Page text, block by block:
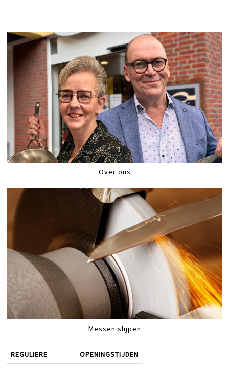
Over ons
Messen slijpen
REGULIERE OPENINGSTIJDEN